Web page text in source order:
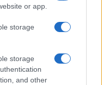
or app.
storage
storage
and other